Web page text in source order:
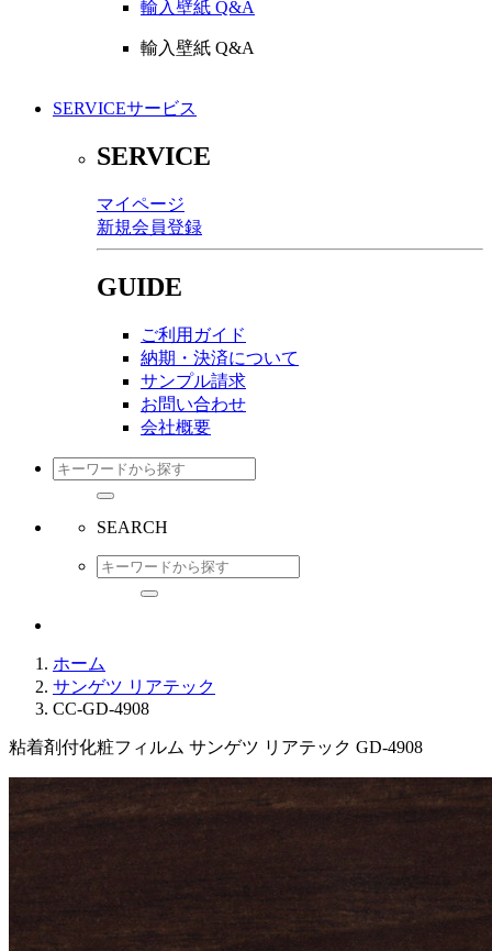
輸入壁紙 Q&A
輸入壁紙 Q&A
SERVICEサービス
SERVICE
マイページ
新規会員登録
GUIDE
ご利用ガイド
納期・決済について
サンプル請求
お問い合わせ
会社概要
SEARCH
ホーム
サンゲツ リアテック
CC-GD-4908
粘着剤付化粧フィルム サンゲツ リアテック GD-4908